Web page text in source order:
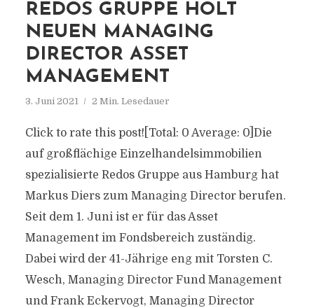
REDOS GRUPPE HOLT
NEUEN MANAGING
DIRECTOR ASSET
MANAGEMENT
3. Juni 2021 2 Min. Lesedauer
Click to rate this post![Total: 0 Average: 0]Die
auf großflächige Einzelhandelsimmobilien
spezialisierte Redos Gruppe aus Hamburg hat
Markus Diers zum Managing Director berufen.
Seit dem 1. Juni ist er für das Asset
Management im Fondsbereich zuständig.
Dabei wird der 41-Jährige eng mit Torsten C.
Wesch, Managing Director Fund Management
und Frank Eckervogt, Managing Director